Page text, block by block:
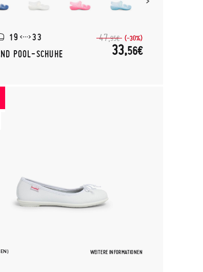
19
33
POOL-SCHUHE
47,95€ (-30%)
33,56€
WEITERE INFORMATIONEN